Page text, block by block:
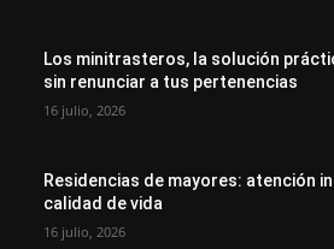
Los minitrasteros, la solución
sin renunciar a tus pertenencias
16 julio, 2026
Residencias de mayores: atención
calidad de vida
16 julio, 2026